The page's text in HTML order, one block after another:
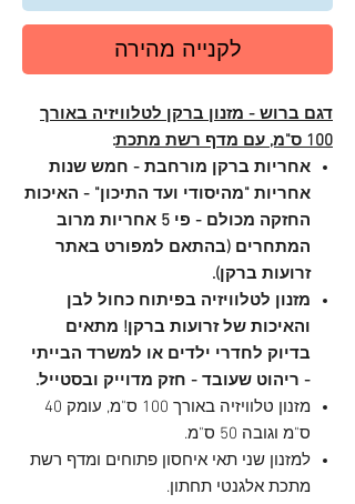
לקנייה מהירה
דגם ברוש - מזנון ברקן לטלוויזיה באורך
100 ס"מ, עם מדף רשת מתכת
:
אחריות ברקן מורחבת - חמש שנות
אחריות "מהיסודי ועד התיכון" - האיכות
החזקה מכולם - פי 5 אחריות מרוב
המתחרים (בהתאם למפורט באתר
זרועות ברקן).
מזנון לטלוויזיה בפיתוח כחול לבן
והאיכות של זרועות ברקן! מתאים
בדיוק לחדרי ילדים או למשרד הבייתי
- ריהוט שעובד - חזק מדוייק ובסטייל.
מזנון טלוויזיה באורך 100 ס"מ, עומק 40
ס"מ וגובה 50 ס"מ.
למזנון שני תאי איחסון פתוחים ומדף רשת
מתכת אלגנטי תחתון.